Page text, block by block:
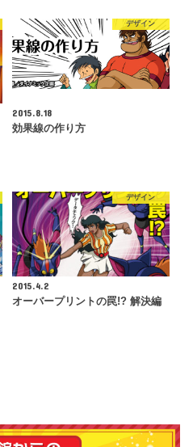
デザイン
2015.8.18
効果線の作り方
デザイン
2015.4.2
オーバープリントの罠!? 解決編